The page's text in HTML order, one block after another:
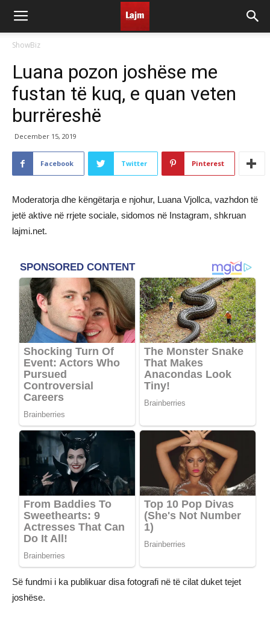
ShowBiz
Luana pozon joshëse me
fustan të kuq, e quan veten
burrëreshë
December 15, 2019
Facebook Twitter Pinterest
Moderatorja dhe këngëtarja e njohur, Luana Vjollca, vazhdon të
jetë aktive në rrjete sociale, sidomos në Instagram, shkruan
lajmi.net.
Së fundmi i ka publikuar disa fotografi në të cilat duket tejet
joshëse.